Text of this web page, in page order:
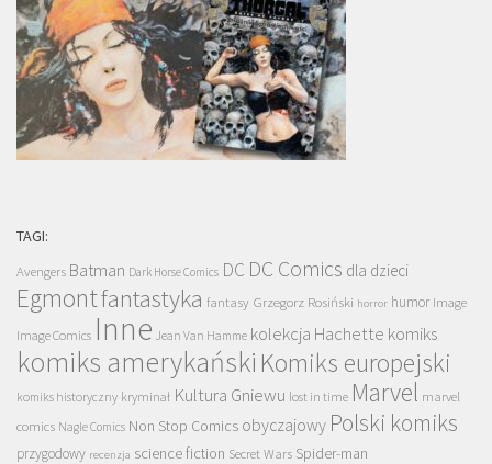
TAGI:
Avengers Batman Dark Horse Comics DC DC Comics dla dzieci
Egmontfantastyka fantasy Grzegorz Rosiński horror humor Image
Image Comics Inne Jean Van Hamme kolekcja Hachette komiks
komiks amerykański Komiks europejski
komiks historyczny kryminał Kultura Gniewu lost in time Marvel marvel
comics Nagle Comics Non Stop Comics obyczajowy Polski komiks
przygodowy recenzja science fiction Secret Wars Spider-man